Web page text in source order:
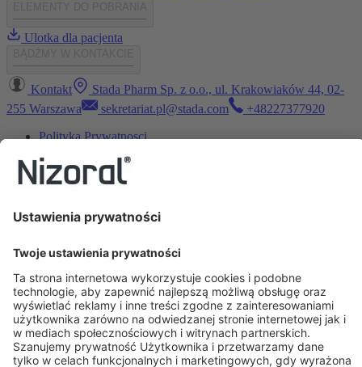
Ulotka dla pacjenta
Kontakt
Stada Pharm Sp. z o.o., ul. Krakowiaków 44, 02-
255 Warszawa
sekretariat.pl@stada.com
+48227377920
Polityka Prywatnosci
©Copyright STADA
zawiera 20 mg ketokonazolu (
2 mg kompozycji zapachowej, która zawiera alergeny, 0,8 µg
210) i 0,2 µg butylohydroksytoluenu (E 321).Postać
farmaceutyczna:Szampon leczniczy.Wskazania do stosowania:
Produkt leczniczy Nizoral w postaci szamponu leczniczego
wskazany jest w leczeniu i profilaktyce następujących chorób skóry
wywołanych przez drożdżaki z rodzajuMalassezia(wcześniej
nazywanePityrosporum): łupieżu owłosionej skóry głowy,